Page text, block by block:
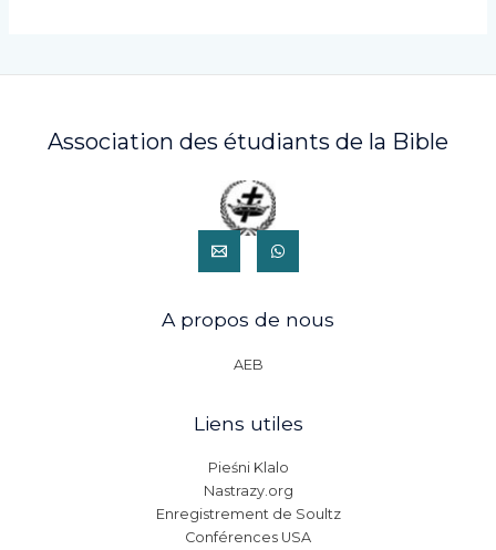
Association des étudiants de la Bible
A propos de nous
AEB
Liens utiles
Pieśni Klalo
Nastrazy.org
Enregistrement de Soultz
Conférences USA